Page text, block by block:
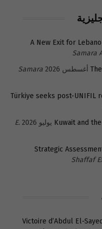
A New Exit for
Samara
Samara
Türkiye seeks post-UNIFIL
Kuwait and
E.
Strategic
Shaffaf
Victoire d’Abdul El-